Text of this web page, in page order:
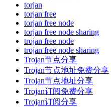
torjan
torjan free
torjan free node
torjan free node sharing
trojan free node
trojan free node sharing
Trojan节点分享
Trojan节点地址免费分享
Trojan节点地址分享
Trojan订阅免费分享
Trojan订阅分享